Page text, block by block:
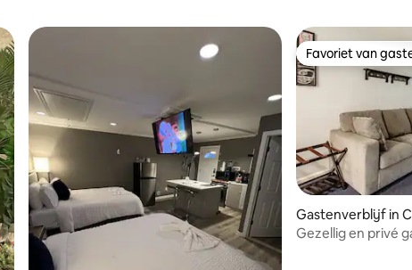
Favoriet van
Favoriet van
Gastenverblijf in
Gezellig en privé